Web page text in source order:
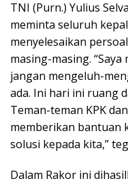
TNI (Purn.) Yulius
meminta seluruh
menyelesaikan
masing-masing.
jangan mengeluh-
ada. Ini hari ini ruang
Teman-teman KPK
memberikan bantuan
solusi kepada kita,”
Dalam Rakor ini